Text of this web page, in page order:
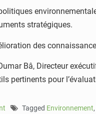
stratégiques.
des
Bâ, Directeur
pertinents pour
Tagged Environnement,